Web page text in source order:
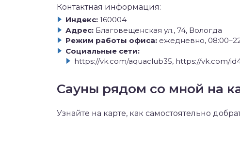
Контактная информация:
Индекс: 160004
Адрес: Благовещенская ул., 74, Вологда
Режим работы офиса: ежедневно,
Социальные сети:
https://vk.com/aquaclub35, https://vk.com/
Сауны рядом со мной на
Узнайте на карте, как самостоятельно